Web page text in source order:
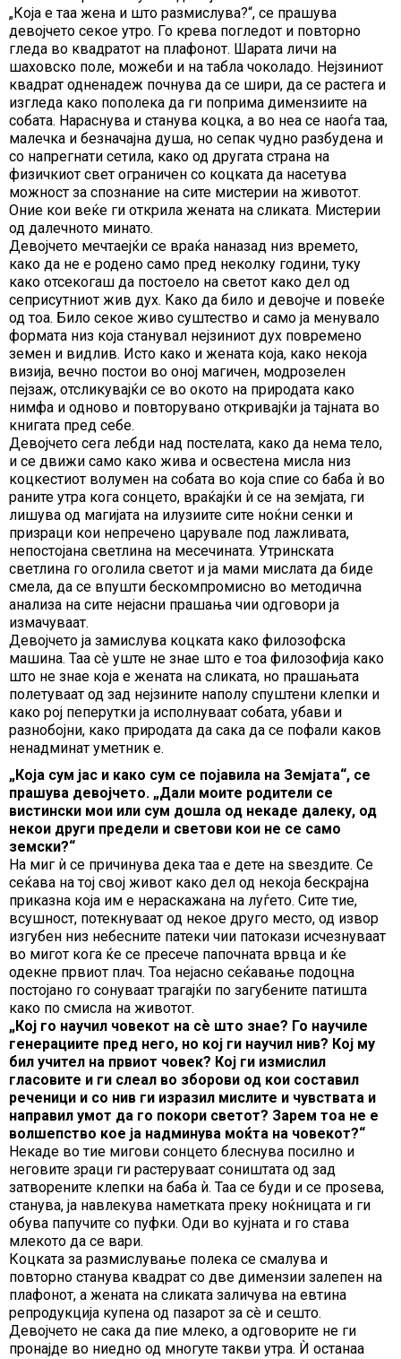
„Која е таа жена и што размислува?“, се прашува
девојчето секое утро. Го крева погледот и повторно
гледа во квадратот на плафонот. Шарата личи на
шаховско поле, можеби и на табла чоколадо. Нејзиниот
квадрат одненадеж почнува да се шири, да се растега и
изгледа како пополека да ги поприма димензиите на
собата. Нараснува и станува коцка, а во неа се наоѓа таа,
малечка и безначајна душа, но сепак чудно разбудена и
со напрегнати сетила, како од другата страна на
физичкиот свет ограничен со коцката да насетува
можност за спознание на сите мистерии на животот.
Оние кои веќе ги открила жената на сликата. Мистерии
од далечното минато.
Девојчето мечтаејќи се враќа наназад низ времето,
како да не е родено само пред неколку години, туку
како отсекогаш да постоело на светот како дел од
сеприсутниот жив дух. Како да било и девојче и повеќе
од тоа. Било секое живо суштество и само ја менувало
формата низ која станувал нејзиниот дух повремено
земен и видлив. Исто како и жената која, како некоја
визија, вечно постои во оној магичен, модрозелен
пејзаж, отсликувајќи се во окото на природата како
нимфа и одново и повторувано откривајќи ја тајната во
книгата пред себе.
Девојчето сега лебди над постелата, како да нема тело,
и се движи само како жива и освестена мисла низ
коцкестиот волумен на собата во која спие со баба ѝ во
раните утра кога сонцето, враќајќи ѝ се на земјата, ги
лишува од магијата на илузиите сите ноќни сенки и
призраци кои непречено царувале под лажливата,
непостојана светлина на месечината. Утринската
светлина го оголила светот и ја мами мислата да биде
смела, да се впушти бескомпромисно во методична
анализа на сите нејасни прашања чии одговори ја
измачуваат.
Девојчето ја замислува коцката како филозофска
машина. Таа сѐ уште не знае што е тоа филозофија како
што не знае која е жената на сликата, но прашањата
полетуваат од зад нејзините наполу спуштени клепки и
како рој пеперутки ја исполнуваат собата, убави и
разнобојни, како природата да сака да се пофали каков
ненадминат уметник е.
„Која сум јас и како сум се појавила на Земјата“, се
прашува девојчето. „Дали моите родители се
вистински мои или сум дошла од некаде далеку, од
некои други предели и светови кои не се само
земски?“
На миг ѝ се причинува дека таа е дете на ѕвездите. Се
сеќава на тој свој живот како дел од некоја бескрајна
приказна која им е нераскажана на луѓето. Сите тие,
всушност, потекнуваат од некое друго место, од извор
изгубен низ небесните патеки чии патокази исчезнуваат
во мигот кога ќе се пресече папочната врвца и ќе
одекне првиот плач. Тоа нејасно сеќавање подоцна
постојано го сонуваат трагајќи по загубените патишта
како по смисла на животот.
„Кој го научил човекот на сѐ што знае? Го научиле
генерациите пред него, но кој ги научил нив? Кој му
бил учител на првиот човек? Кој ги измислил
гласовите и ги слеал во зборови од кои составил
реченици и со нив ги изразил мислите и чувствата и
направил умот да го покори светот? Зарем тоа не е
волшепство кое ја надминува моќта на човекот?“
Некаде во тие мигови сонцето блеснува посилно и
неговите зраци ги растеруваат соништата од зад
затворените клепки на баба ѝ. Таа се буди и се проѕева,
станува, ја навлекува наметката преку ноќницата и ги
обува папучите со пуфки. Оди во кујната и го става
млекото да се вари.
Коцката за размислување полека се смалува и
повторно станува квадрат со две димензии залепен на
плафонот, а жената на сликата заличува на евтина
репродукција купена од пазарот за сè и сешто.
Девојчето не сака да пие млеко, а одговорите не ги
пронајде во ниедно од многуте такви утра. Ѝ останаа